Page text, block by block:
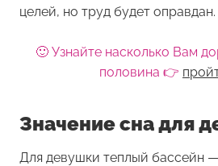
целей, но труд будет оправдан.
🙂 Узнайте насколько Вам
половина 👉
Значение сна для
Для девушки теплый бассейн